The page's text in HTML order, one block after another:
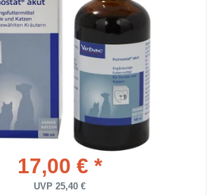
17,00 € *
UVP 25,40 €